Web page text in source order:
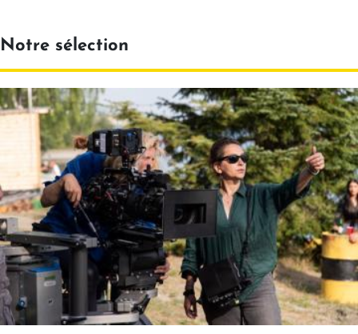
Notre sélection